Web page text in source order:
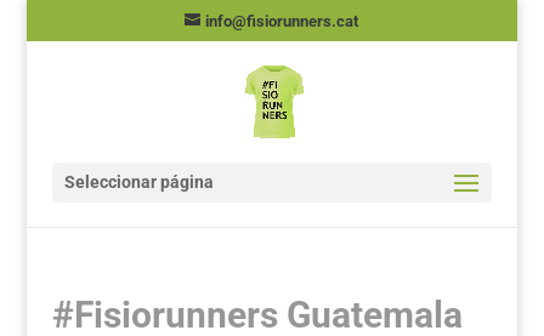
info@fisiorunners.cat
Seleccionar página
#Fisiorunners Guatemala